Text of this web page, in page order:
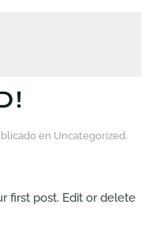
en Uncategorized.
first post. Edit or delete